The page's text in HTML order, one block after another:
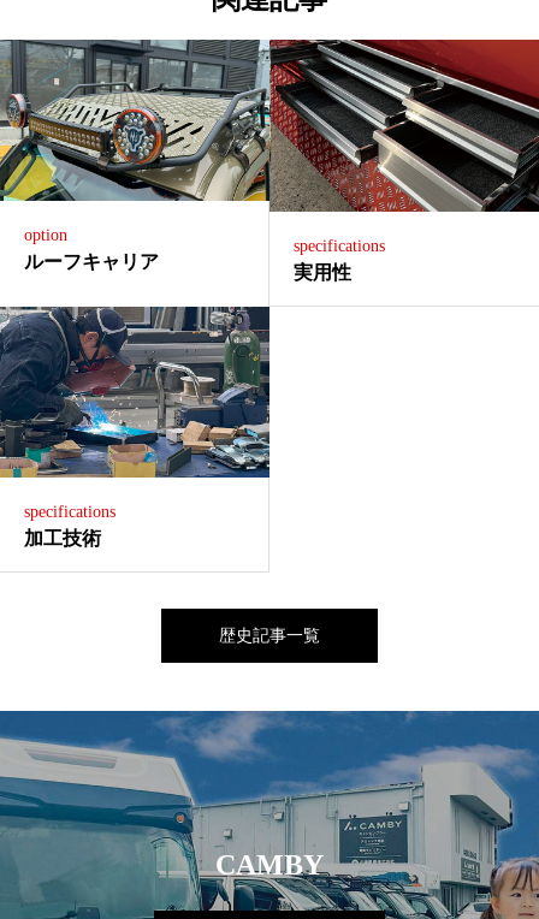
option
ルーフキャリア
specifications
実用性
specifications
加工技術
歴史記事一覧
CAMBY